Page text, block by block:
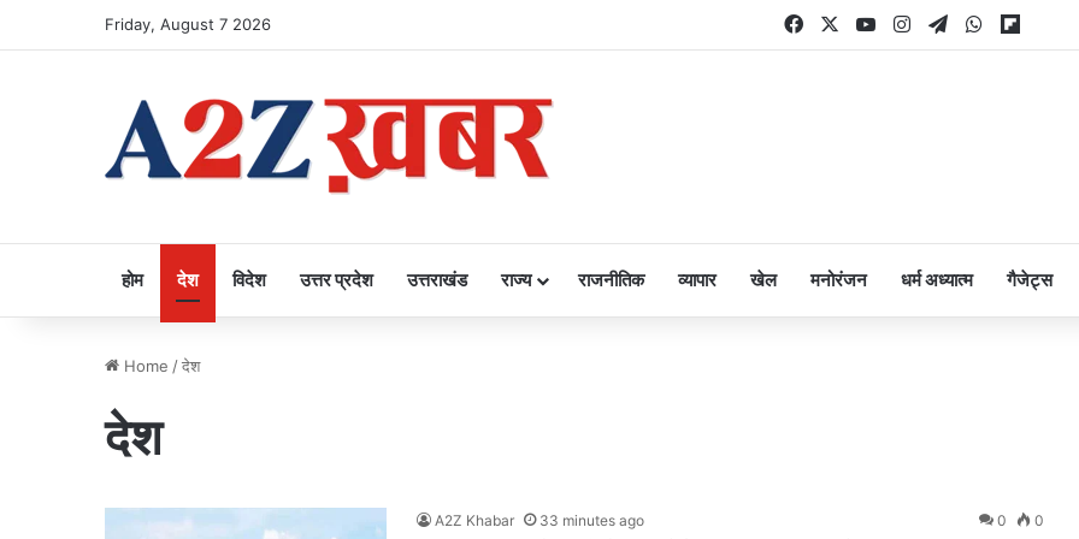
Friday, August 7 2026 FacebookYouTubeInstagram
TelegramWhatsApp
होम देश विदेश उत्तर प्रदेश उत्तराखंड राज्य राजनीतिक व्यापार खेल मनोरंजन धर्म अध्यात्म गैजेट्स
Home /देश
देश
A2Z Khabar 33 minutes ago 0 0